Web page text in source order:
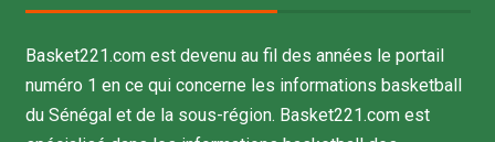
Basket221.com est devenu au fil des années le portail
numéro 1 en ce qui concerne les informations basketball
du Sénégal et de la sous-région. Basket221.com est